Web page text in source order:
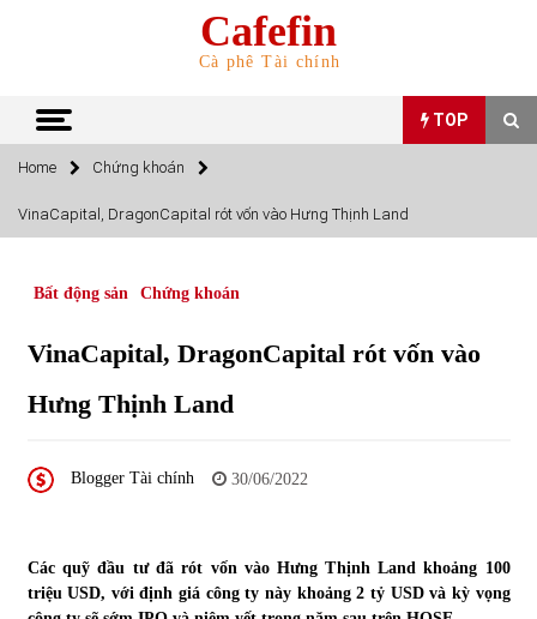
Cafefin
Cà phê Tài chính
TOP
TOP
Top 10 mặt hàng Việt Nam nhập khẩu nhiều nhất tháng
15/06/2022
Top 10 mặt hàng Việt Nam xuất khẩu nhiều nhất tháng
Tự doanh ngày 3.6.2022: CTCK mua ròng 28,7 tỷ đồng
06/06/2022
Home Chứng khoán
VinaCapital, DragonCapital rót vốn vào Hưng Thịnh Land
Bất động sản Chứng khoán
VinaCapital, DragonCapital rót vốn vào
Hưng Thịnh Land
Blogger Tài chính 30/06/2022
Các quỹ đầu tư đã rót vốn vào Hưng Thịnh Landkhoảng 100
triệu USD, với định giá công ty này khoảng 2 tỷ USD và kỳ vọng